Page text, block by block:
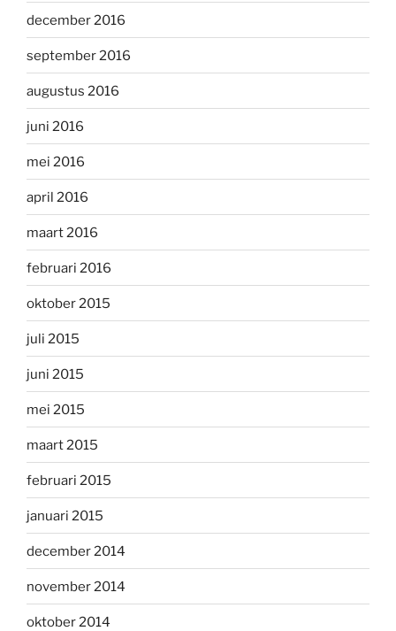
december 2016
september 2016
augustus 2016
juni 2016
mei 2016
april 2016
maart 2016
februari 2016
oktober 2015
juli 2015
juni 2015
mei 2015
maart 2015
februari 2015
januari 2015
december 2014
november 2014
oktober 2014